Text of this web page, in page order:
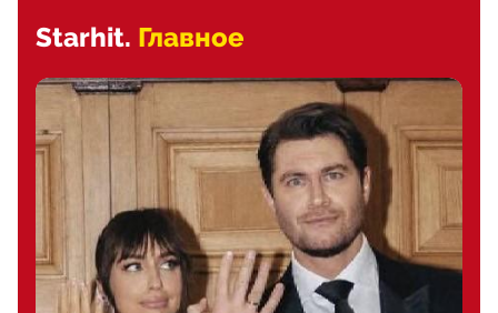
Starhit. Главное